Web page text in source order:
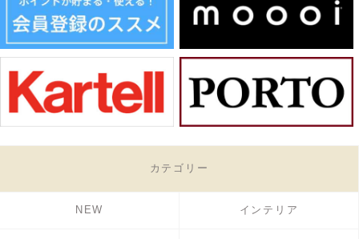
カテゴリー
NEW インテリア